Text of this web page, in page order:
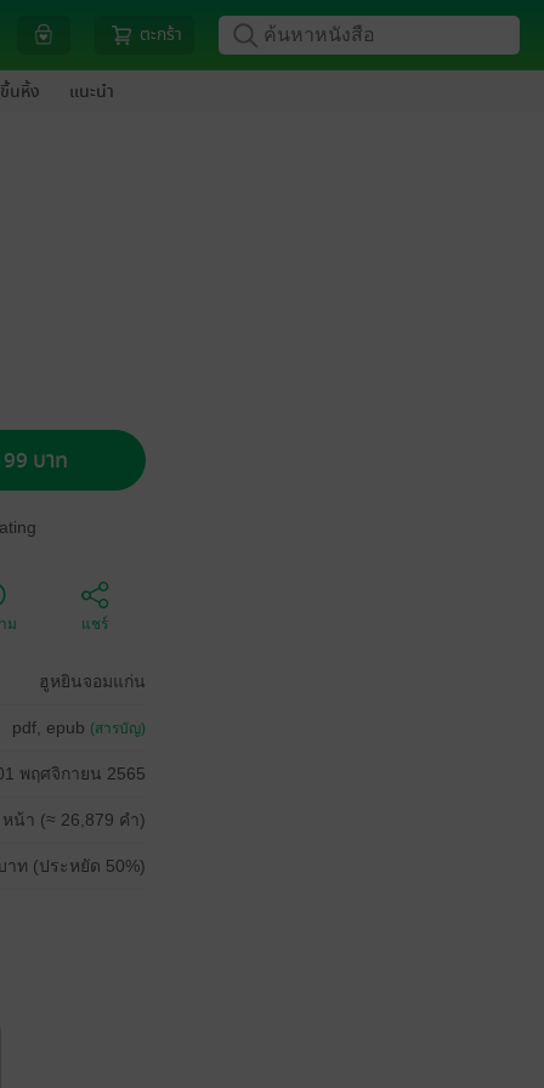
ตะกร้า
นหิ้ง แนะนำ
บาท
ม แชร์
ฮูหยินจอมแก่น
pdf, epub (สารบัญ)
พฤศจิกายน 2565
หน้า (≈ 26,879 คำ)
าท (ประหยัด 50%)